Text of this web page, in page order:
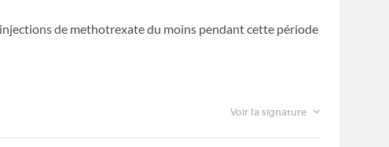
injections de methotrexate du moins pendant cette période
Voir la signature